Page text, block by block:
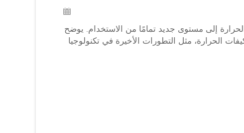
إلى مستوى جديد تمامًا من الاستخدام. يوضح
الحرارة، مثل التطورات الأخيرة في تكنولوجيا